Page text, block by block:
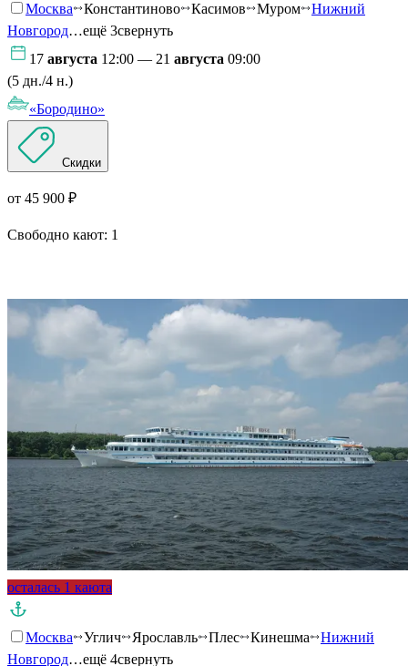
Москва Константиново Касимов Муром
Нижний
Новгород…ещё 3свернуть
17 августа 12:00 — 21 августа 09:00
(5 дн./4 н.)
«Бородино»
Скидки
от 45 900 ₽
Свободно кают: 1
осталась 1 каюта
Москва Углич Ярославль Плес Кинешма
Нижний
Новгород…ещё 4свернуть